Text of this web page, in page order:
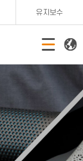
유지보수